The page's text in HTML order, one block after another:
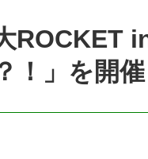
ROCKET
！」を開